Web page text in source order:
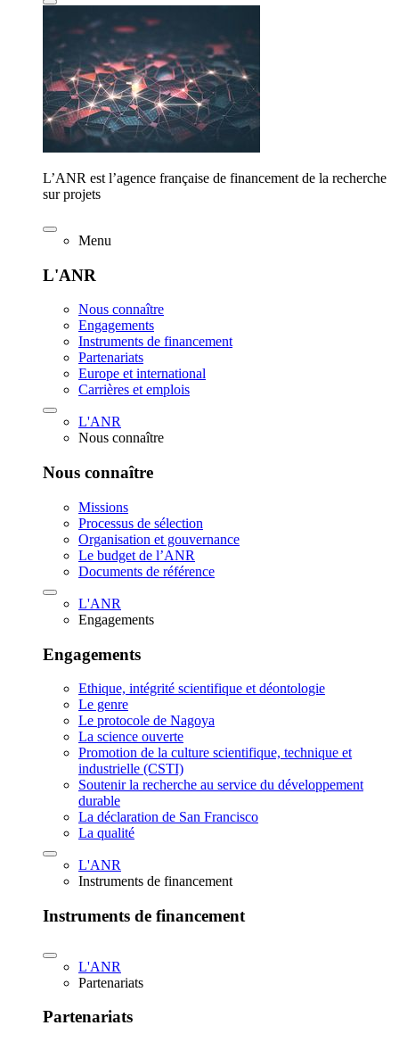
L’ANR est l’agence française de financement de la recherche
sur projets
Menu
L'ANR
Nous connaître
Engagements
Instruments de financement
Partenariats
Europe et international
Carrières et emplois
L'ANR
Nous connaître
Nous connaître
Missions
Processus de sélection
Organisation et gouvernance
Le budget de l’ANR
Documents de référence
L'ANR
Engagements
Engagements
Ethique, intégrité scientifique et déontologie
Le genre
Le protocole de Nagoya
La science ouverte
Promotion de la culture scientifique, technique et
industrielle (CSTI)
Soutenir la recherche au service du développement
durable
La déclaration de San Francisco
La qualité
L'ANR
Instruments de financement
Instruments de financement
L'ANR
Partenariats
Partenariats